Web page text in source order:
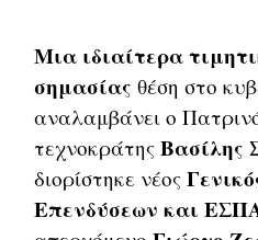
Μια ιδιαίτερα
σημασίας θέση στο
αναλαμβάνει ο
τεχνοκράτηςΒασίλης
διορίστηκε νέος
Επενδύσεων και